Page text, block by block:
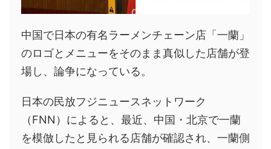
中国で日本の有名ラーメンチェーン店「一蘭」
のロゴとメニューをそのまま真似した店舗が登
場し、論争になっている。
日本の民放フジニュースネットワーク
（FNN）によると、最近、中国・北京で一蘭
を模倣したと見られる店舗が確認され、一蘭側